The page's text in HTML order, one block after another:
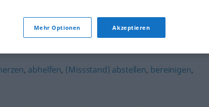
, abhelfen, (Missstand) abstellen, bereinigen,
Mehr Optionen Akzeptieren